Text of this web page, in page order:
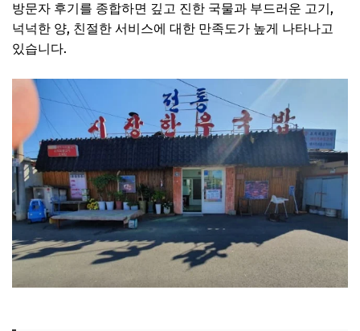
방문자 후기를 종합하면 깊고 진한 국물과 부드러운 고기,
넉넉한 양, 친절한 서비스에 대한 만족도가 높게 나타나고
있습니다.